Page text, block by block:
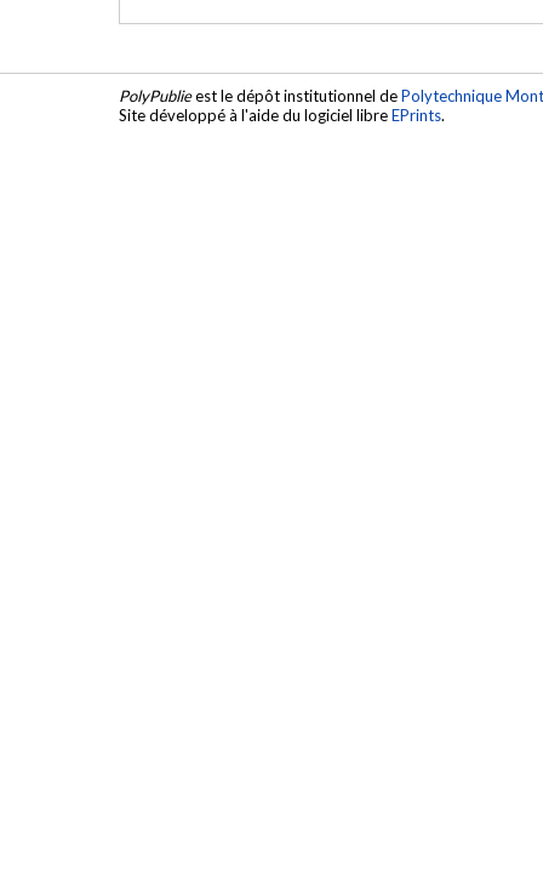
PolyPublieest le dépôt institutionnel dePolytechnique
Site développé à l'aide du logiciel libreEPrints.